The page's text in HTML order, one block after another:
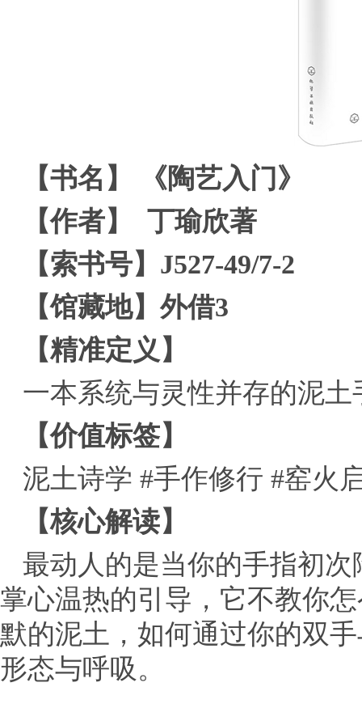
【书名】 《陶艺入门》
【作者】 丁瑜欣著
【索书号】J527-49/7-2
【馆藏地】外借3
【精准定义】
一本系统与灵性并存的泥土
【价值标签】
泥土诗学 #手作修行 #窑火
【核心解读】
最动人的是当你的手指初
掌心温热的引导，它不教你
默的泥土，如何通过你的双
形态与呼吸。